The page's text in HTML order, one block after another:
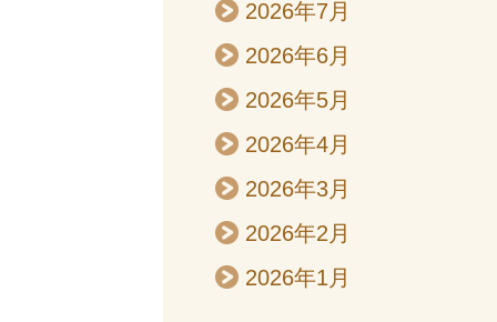
2026年7月
2026年6月
2026年5月
2026年4月
2026年3月
2026年2月
2026年1月